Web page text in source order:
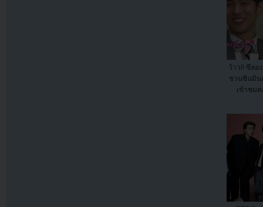
ว้าว!! ซึลอ
ชวนชินมิน
เข้าชมค